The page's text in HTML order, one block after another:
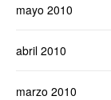
mayo 2010
abril 2010
marzo 2010